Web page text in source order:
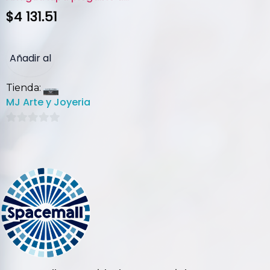
$4 131.51
Añadir al
carrito
Tienda:
MJ Arte y Joyeria